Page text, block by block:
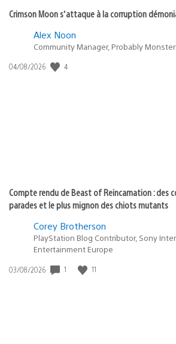
Crimson Moon s’attaque à la corruption
Alex Noon
Community Manager, Probably
Date
04/08/2026 4
Compte rendu de Beast of Reincarnation : des
parades et le plus mignon des chiots mutants
Corey Brotherson
PlayStation Blog Contributor, Sony
Entertainment Europe
Date
03/08/2026 1 11